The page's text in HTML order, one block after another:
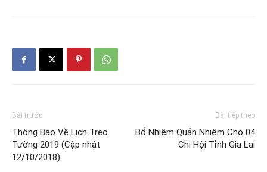
Bài trước
Thông Báo Về Lịch Treo
Tường 2019 (Cập nhật
12/10/2018)
Bài tiếp theo
Bổ Nhiệm Quản Nhiệm Cho 04
Chi Hội Tỉnh Gia Lai